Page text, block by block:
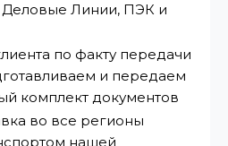
Деловые Линии, ПЭК и
по факту передачи
и передаем
комплект документов
во все регионы
нашей